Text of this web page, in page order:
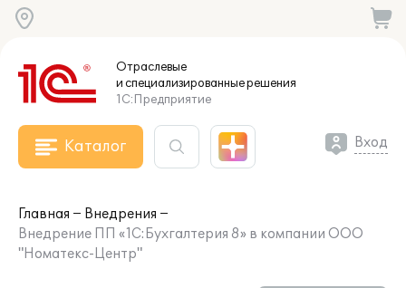
Отраслевые
и специализированныерешения
1С:Предприятие
Каталог Вход
Главная
Внедрения
Внедрение ПП «1С:Бухгалтерия 8» в компании ООО
"Номатекс-Центр"